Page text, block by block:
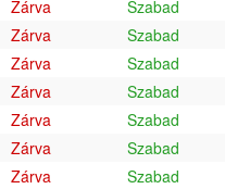
Zárva Szabad
Zárva Szabad
Zárva Szabad
Zárva Szabad
Zárva Szabad
Zárva Szabad
Zárva Szabad